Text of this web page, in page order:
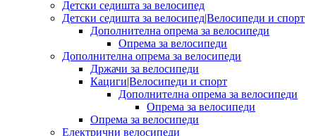
Детски седишта за велосипед
Детски седишта за велосипед|Велосипеди и спорт
Дополнителна опрема за велосипеди
Опрема за велосипеди
Дополнителна опрема за велосипеди
Држачи за велосипеди
Кациги|Велосипеди и спорт
Дополнителна опрема за велосипеди
Опрема за велосипеди
Опрема за велосипеди
Електрични велосипеди